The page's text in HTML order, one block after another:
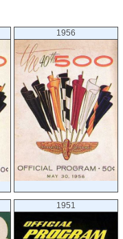
1956
1951